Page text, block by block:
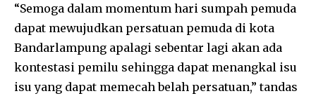
“Semoga dalam momentum hari sumpah pemuda
dapat mewujudkan persatuan pemuda di kota
Bandarlampung apalagi sebentar lagi akan ada
kontestasi pemilu sehingga dapat menangkal isu
isu yang dapat memecah belah persatuan,” tandas